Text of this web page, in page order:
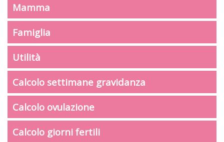
Mamma
Famiglia
Utilità
Calcolo settimane gravidanza
Calcolo ovulazione
Calcolo giorni fertili